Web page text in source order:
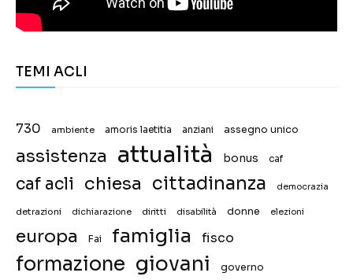
TEMI ACLI
730 ambiente amoris laetitia anziani assegno unico
assistenza attualità bonus caf
caf acli chiesa cittadinanza democrazia
detrazioni dichiarazione diritti disabilità donne elezioni
europa Fai famiglia fisco
formazione giovani governo